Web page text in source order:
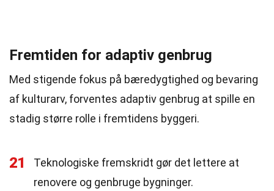
Fremtiden for adaptiv genbrug
Med stigende fokus på bæredygtighed og bevaring
af kulturarv, forventes adaptiv genbrug at spille en
stadig større rolle i fremtidens byggeri.
21
Teknologiske fremskridt gør det lettere at
renovere og genbruge bygninger.